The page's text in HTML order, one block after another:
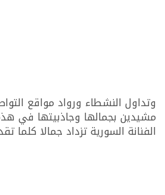
وتداول النشطاء ورواد مواقع
مشيدين بجمالها وجاذبيتها في
الفنانة السورية تزداد جمالا